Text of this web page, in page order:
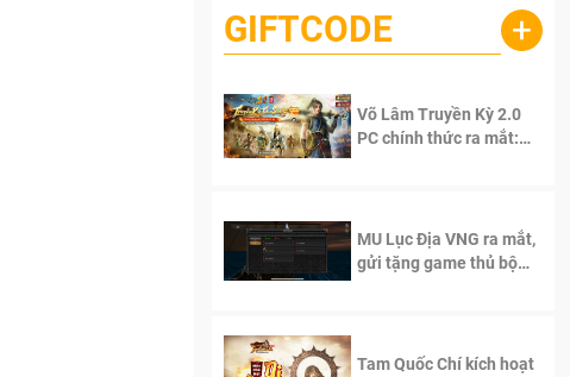
GIFTCODE +
Võ Lâm Truyền Kỳ 2.0
PC chính thức ra mắt:
MU Lục Địa VNG ra mắt,
gửi tặng game thủ bộ
Tam Quốc Chí kích hoạt